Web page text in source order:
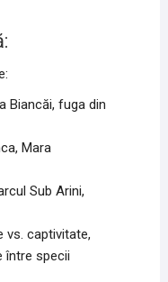
Biancăi, fuga din
Mara
Sub Arini,
vs. captivitate,
între specii